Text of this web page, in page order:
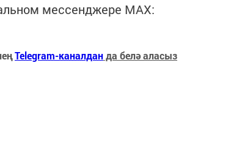
мессенджере MАХ:
Telegram-каналданда белә аласыз